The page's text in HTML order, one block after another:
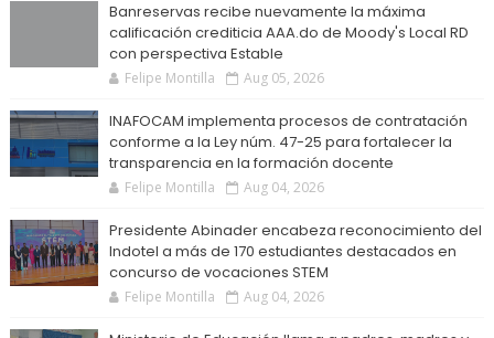
Banreservas recibe nuevamente la máxima
calificación crediticia AAA.do de Moody's Local RD
con perspectiva Estable
Felipe Montilla Aug 05, 2026
INAFOCAM implementa procesos de contratación
conforme a la Ley núm. 47-25 para fortalecer la
transparencia en la formación docente
Felipe Montilla Aug 04, 2026
Presidente Abinader encabeza reconocimiento del
Indotel a más de 170 estudiantes destacados en
concurso de vocaciones STEM
Felipe Montilla Aug 04, 2026